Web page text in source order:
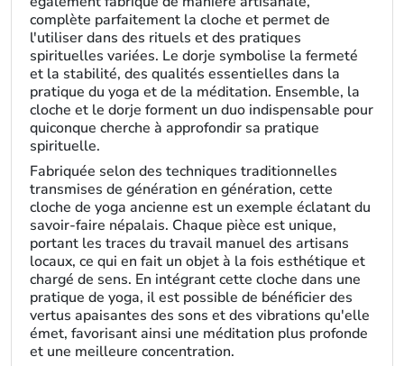
complète parfaitement la cloche et permet de
l'utiliser dans des rituels et des pratiques
spirituelles variées. Le dorje symbolise la fermeté
et la stabilité, des qualités essentielles dans la
pratique du yoga et de la méditation. Ensemble, la
cloche et le dorje forment un duo indispensable pour
quiconque cherche à approfondir sa pratique
spirituelle.
Fabriquée selon des techniques traditionnelles
transmises de génération en génération, cette
cloche de yoga ancienne est un exemple éclatant du
savoir-faire népalais. Chaque pièce est unique,
portant les traces du travail manuel des artisans
locaux, ce qui en fait un objet à la fois esthétique et
chargé de sens. En intégrant cette cloche dans une
pratique de yoga, il est possible de bénéficier des
vertus apaisantes des sons et des vibrations qu'elle
émet, favorisant ainsi une méditation plus profonde
et une meilleure concentration.